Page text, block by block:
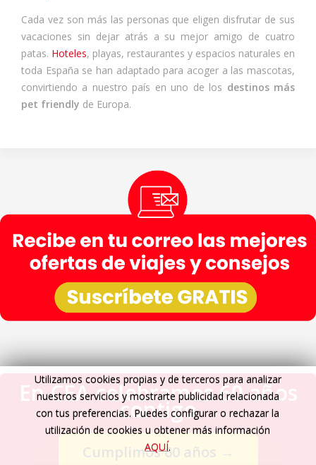
Cada vez son más las personas que eligen disfrutar de sus
vacaciones sin dejar atrás a su mejor amigo de cuatro
patas. Hoteles, playas, restaurantes y espacios naturales en
toda España se han adaptado para acoger a las mascotas,
convirtiendo a nuestro país en uno de los destinos más
pet friendly de Europa.
En CEA celebramos 60 años
contigo
Cumplimos 60 años →
Utilizamos cookies propias y de terceros para analizar
nuestros servicios y mostrarte publicidad relacionada
con tus preferencias. Puedes configurar o rechazar la
utilización de cookies u obtener más información
AQUÍ.